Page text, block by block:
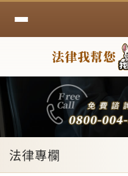
法律專欄